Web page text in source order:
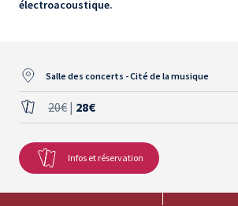
électroacoustique.
Salle des concerts - Cité de la musique
20€ | 28€
Infos et réservation